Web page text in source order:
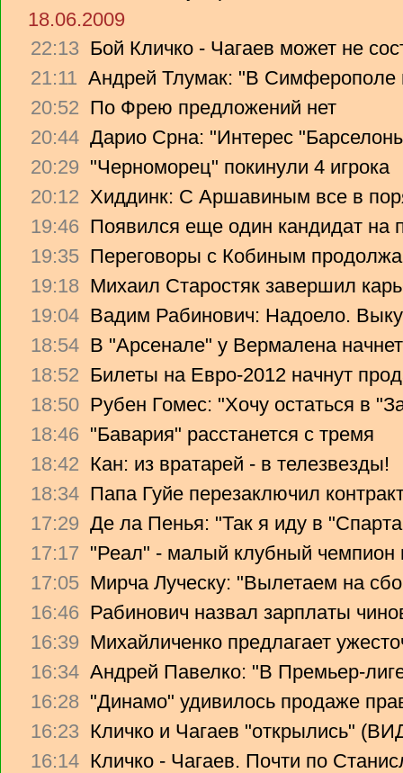
18.06.2009
22:13 Бой Кличко - Чагаев может не
21:11 Андрей Тлумак: "В Симферополе
20:52 По Фрею предложений нет
20:44 Дарио Срна: "Интерес
20:29 "Черноморец" покинули 4 игрока
20:12 Хиддинк: С Аршавиным все в
19:46 Появился еще один кандидат на
19:35 Переговоры с Кобиным
19:18 Михаил Старостяк завершил
19:04 Вадим Рабинович: Надоело.
18:54 В "Арсенале" у Вермалена
18:52 Билеты на Евро-2012 начнут
18:50 Рубен Гомес: "Хочу остаться в
18:46 "Бавария" расстанется с тремя
18:42 Кан: из вратарей - в телезвезды!
18:34 Папа Гуйе перезаключил
17:29 Де ла Пенья: "Так я иду в
17:17 "Реал" - малый клубный чемпион
17:05 Мирча Луческу: "Вылетаем на
16:46 Рабинович назвал зарплаты
16:39 Михайличенко предлагает
16:34 Андрей Павелко: "В Премьер-
16:28 "Динамо" удивилось продаже
16:23 Кличко и Чагаев "открылись"
16:14 Кличко - Чагаев. Почти по